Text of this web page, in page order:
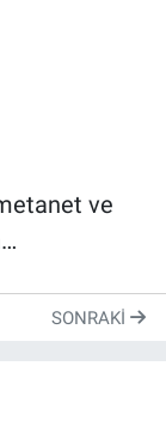
ve
SONRAKI